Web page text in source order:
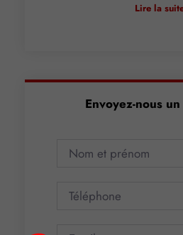
Lire la
Envoyez-nous